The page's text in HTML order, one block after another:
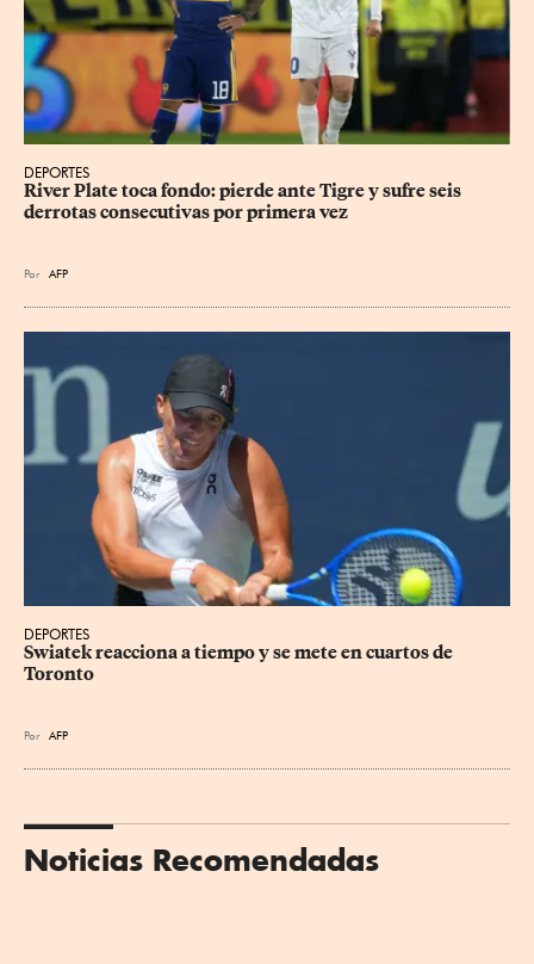
DEPORTES
River Plate toca fondo: pierde ante Tigre y sufre seis
derrotas consecutivas por primera vez
Por AFP
DEPORTES
Swiatek reacciona a tiempo y se mete en cuartos de
Toronto
Por AFP
Noticias Recomendadas